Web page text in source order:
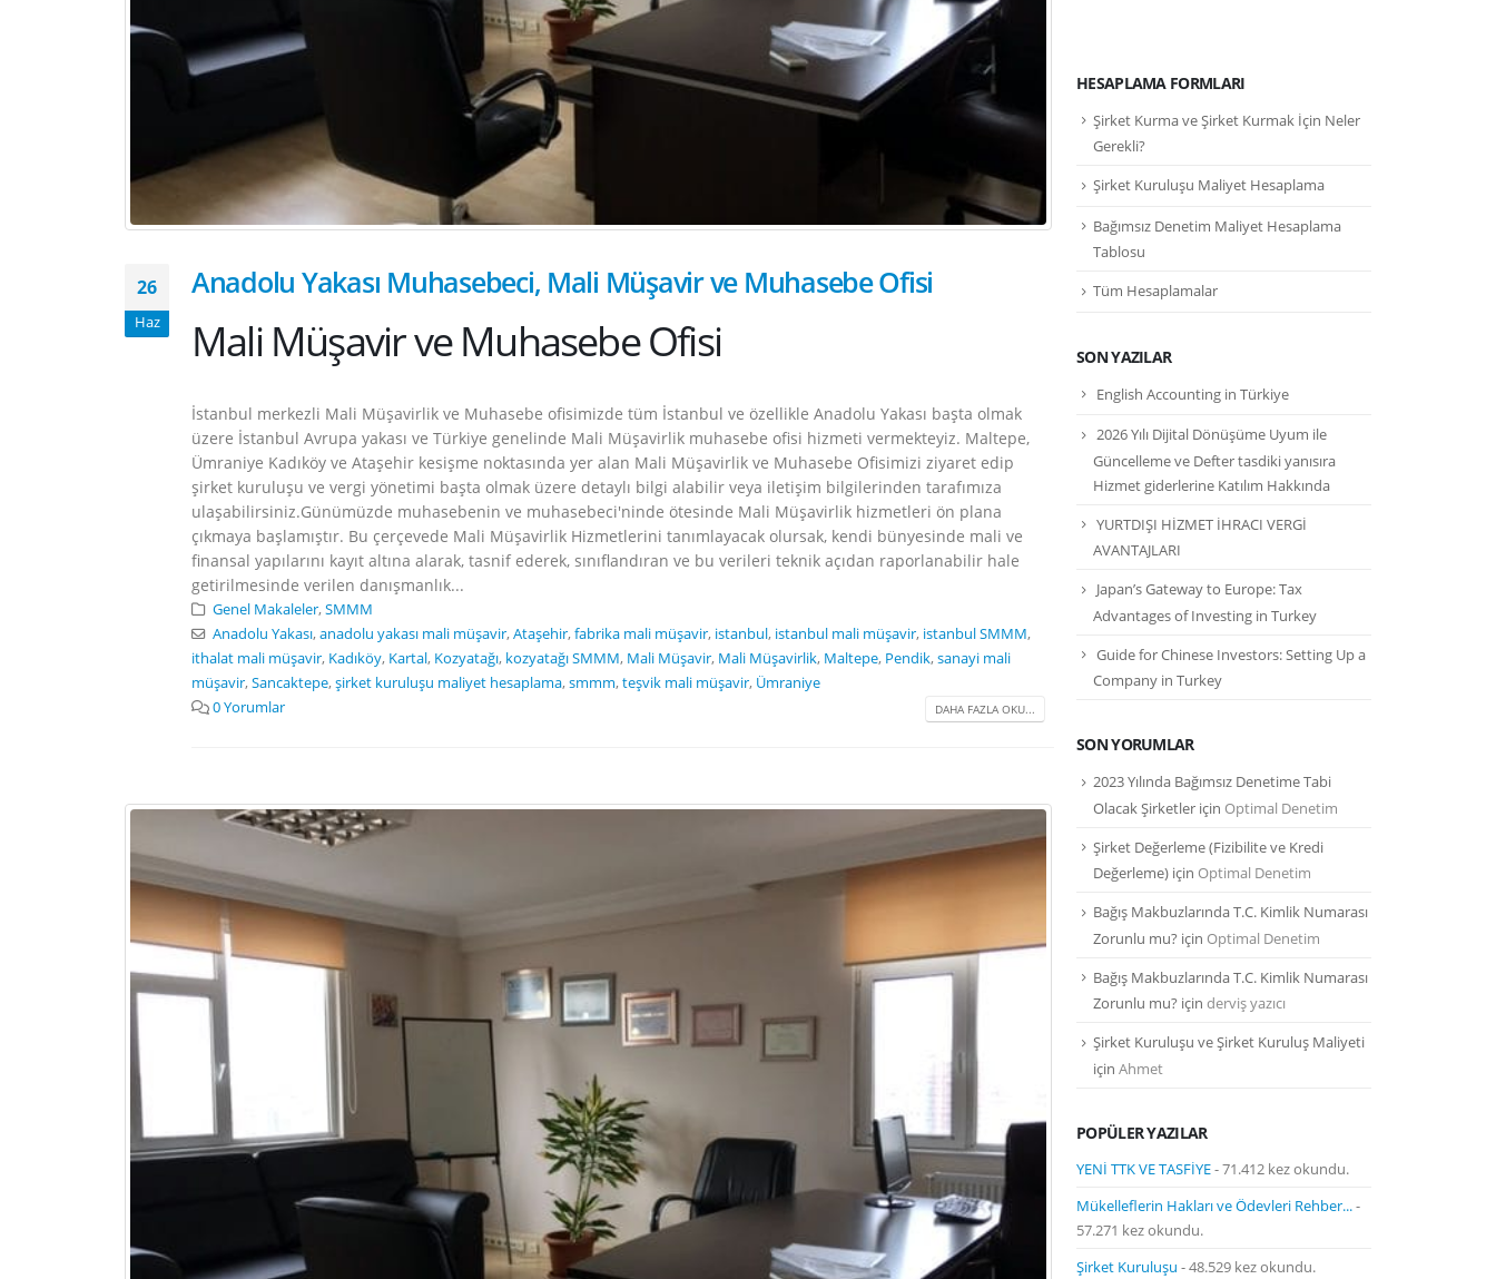
26
Haz
Anadolu Yakası Muhasebeci, Mali Müşavir ve Muhasebe Ofisi
Mali Müşavir ve Muhasebe Ofisi
İstanbul merkezli Mali Müşavirlik ve Muhasebe ofisimizde tüm İstanbul ve özellikle Anadolu Yakası başta olmak
üzere İstanbul Avrupa yakası ve Türkiye genelinde Mali Müşavirlik muhasebe ofisi hizmeti vermekteyiz. Maltepe,
Ümraniye Kadıköy ve Ataşehir kesişme noktasında yer alan Mali Müşavirlik ve Muhasebe Ofisimizi ziyaret edip
şirket kuruluşu ve vergi yönetimi başta olmak üzere detaylı bilgi alabilir veya iletişim bilgilerinden tarafımıza
ulaşabilirsiniz.Günümüzde muhasebenin ve muhasebeci'ninde ötesinde Mali Müşavirlik hizmetleri ön plana
çıkmaya başlamıştır. Bu çerçevede Mali Müşavirlik Hizmetlerini tanımlayacak olursak, kendi bünyesinde mali ve
finansal yapılarını kayıt altına alarak, tasnif ederek, sınıflandıran ve bu verileri teknik açıdan raporlanabilir hale
getirilmesinde verilen danışmanlık...
Genel Makaleler,SMMM
Anadolu Yakası,anadolu yakası mali müşavir,Ataşehir,fabrika mali müşavir, istanbul, istanbul mali müşavir, istanbul SMMM,
ithalat mali müşavir, Kadıköy, Kartal, Kozyatağı, kozyatağı SMMM, Mali Müşavir, Mali Müşavirlik, Maltepe, Pendik,sanayi mali
müşavir,Sancaktepe,şirket kuruluşu maliyet hesaplama,smmm,teşvik mali müşavir, Ümraniye
0 Yorumlar
DAHA FAZLA OKU...
HESAPLAMA FORMLARI
Şirket Kurma ve Şirket Kurmak İçin Neler
Gerekli?
Şirket Kuruluşu Maliyet Hesaplama
Bağımsız Denetim Maliyet Hesaplama
Tablosu
Tüm Hesaplamalar
SON YAZILAR
English Accounting in Türkiye
2026 Yılı Dijital Dönüşüme Uyum ile
Güncelleme ve Defter tasdiki yanısıra
Hizmet giderlerine Katılım Hakkında
YURTDIŞI HİZMET İHRACI VERGİ
AVANTAJLARI
Japan’s Gateway to Europe: Tax
Advantages of Investing in Turkey
Guide for Chinese Investors: Setting Up a
Company in Turkey
SON YORUMLAR
2023 Yılında Bağımsız Denetime Tabi
Olacak Şirketler için Optimal Denetim
Şirket Değerleme (Fizibilite ve Kredi
Değerleme) için Optimal Denetim
Bağış Makbuzlarında T.C. Kimlik Numarası
Zorunlu mu? için Optimal Denetim
Bağış Makbuzlarında T.C. Kimlik Numarası
Zorunlu mu? için derviş yazıcı
Şirket Kuruluşu ve Şirket Kuruluş Maliyeti
için Ahmet
POPÜLER YAZILAR
YENİ TTK VE TASFİYE- 71.412 kez okundu.
Mükelleflerin Hakları ve Ödevleri Rehber...-
57.271 kez okundu.
Şirket Kuruluşu - 48.529 kez okundu.